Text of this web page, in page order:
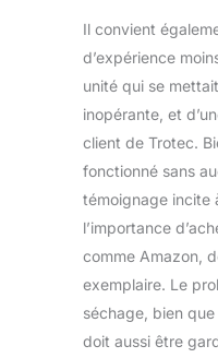
Il convient
d’expérience
unité qui se
inopérante, et
client de Trotec.
fonctionné sans
témoignage incite
l’importance
comme Amazon,
exemplaire. Le
séchage, bien
doit aussi être